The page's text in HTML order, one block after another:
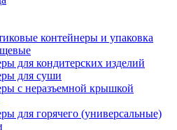
контейнеры и упаковка
для кондитерских изделий
для суши
с неразъемной крышкой
для горячего (универсальные)